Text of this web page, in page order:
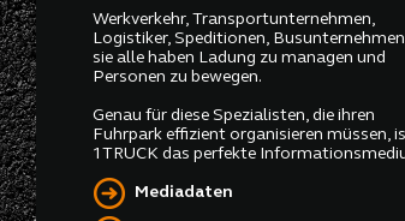
Werkverkehr, Transportunternehmen,
Logistiker, Speditionen, Busunternehmen
sie alle haben Ladung zu managen und
Personen zu bewegen.
Genau für diese Spezialisten, die ihren
Fuhrpark effizient organisieren müssen,
1TRUCK das perfekte
Mediadaten